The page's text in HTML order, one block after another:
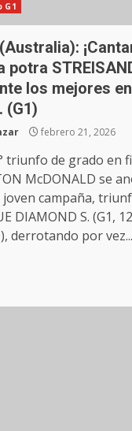
G1
potra
los mejores
(G1)
febrero 21, 2026
triunfo de grado en
McDONALD se
joven campaña,
DIAMOND S. (G1,
derrotando por vez...